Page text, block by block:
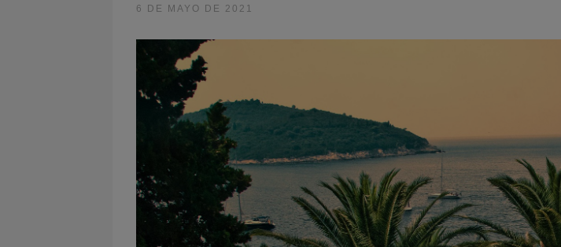
6 DE MAYO DE 2021